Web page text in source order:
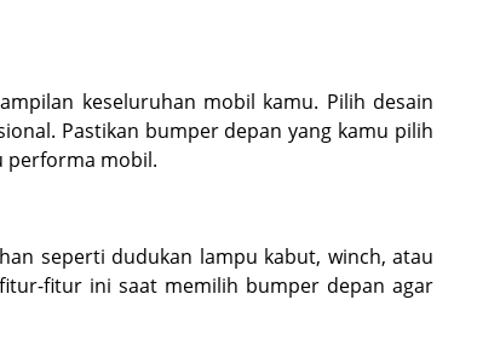
keseluruhan mobil kamu. Pilih desain
Pastikan bumper depan yang kamu pilih
performa mobil.
seperti dudukan lampu kabut, winch, atau
fitur ini saat memilih bumper depan agar